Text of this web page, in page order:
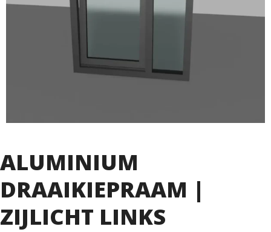
ALUMINIUM
DRAAIKIEPRAAM |
ZIJLICHT LINKS